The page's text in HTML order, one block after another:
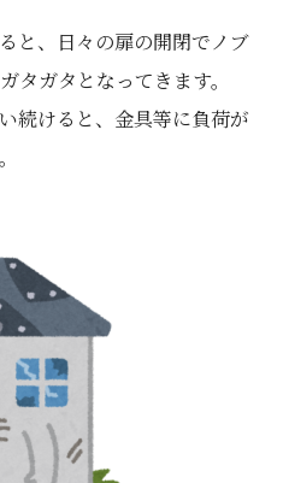
と、日々の扉の開閉でノブ
タガタとなってきます。
続けると、金具等に負荷が